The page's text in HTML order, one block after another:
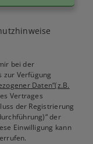
bei der
zur Verfügung
Daten“(z.B.
Vertrages
der Registrierung
der
Einwilligung kann